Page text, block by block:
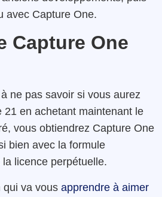
avec Capture One.
Capture One
ne pas savoir si vous aurez
21 en achetant maintenant le
vous obtiendrez Capture One
bien avec la formule
la licence perpétuelle.
qui va vous apprendre à aimer